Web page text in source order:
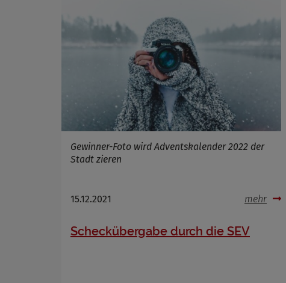
Gewinner-Foto wird Adventskalender 2022 der
Stadt zieren
15.12.2021 mehr
Scheckübergabe durch die SEV